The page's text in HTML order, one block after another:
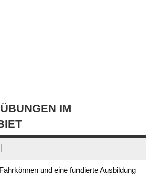
IM
und eine fundierte Ausbildung